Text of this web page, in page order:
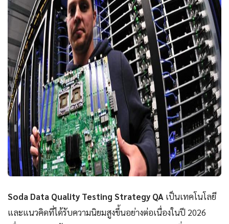
Soda Data Quality Testing Strategy QA เป็นเทคโนโลยี
และแนวคิดที่ได้รับความนิยมสูงขึ้นอย่างต่อเนื่องในปี 2026